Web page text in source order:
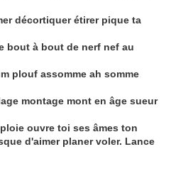
décortiquer étirer pique ta
bout à bout de nerf nef au
plouf assomme ah somme
montage mont en âge sueur
ouvre toi ses âmes ton
d'aimer planer voler. Lance